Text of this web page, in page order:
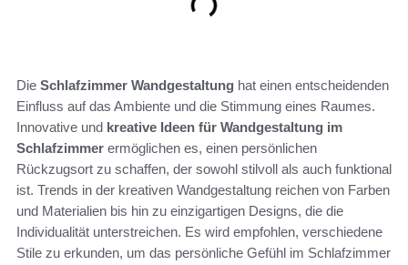
Die Schlafzimmer Wandgestaltung hat einen entscheidenden
Einfluss auf das Ambiente und die Stimmung eines Raumes.
Innovative und kreative Ideen für Wandgestaltung im
Schlafzimmer ermöglichen es, einen persönlichen
Rückzugsort zu schaffen, der sowohl stilvoll als auch funktional
ist. Trends in der kreativen Wandgestaltung reichen von Farben
und Materialien bis hin zu einzigartigen Designs, die die
Individualität unterstreichen. Es wird empfohlen, verschiedene
Stile zu erkunden, um das persönliche Gefühl im Schlafzimmer